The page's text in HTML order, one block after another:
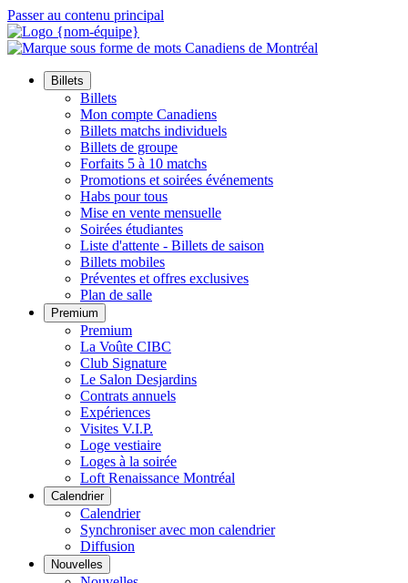
Passer au contenu principal
Billets
Billets
Mon compte Canadiens
Billets matchs individuels
Billets de groupe
Forfaits 5 à 10 matchs
Promotions et soirées événements
Habs pour tous
Mise en vente mensuelle
Soirées étudiantes
Liste d'attente - Billets de saison
Billets mobiles
Préventes et offres exclusives
Plan de salle
Premium
Premium
La Voûte CIBC
Club Signature
Le Salon Desjardins
Contrats annuels
Expériences
Visites V.I.P.
Loge vestiaire
Loges à la soirée
Loft Renaissance Montréal
Calendrier
Calendrier
Synchroniser avec mon calendrier
Diffusion
Nouvelles